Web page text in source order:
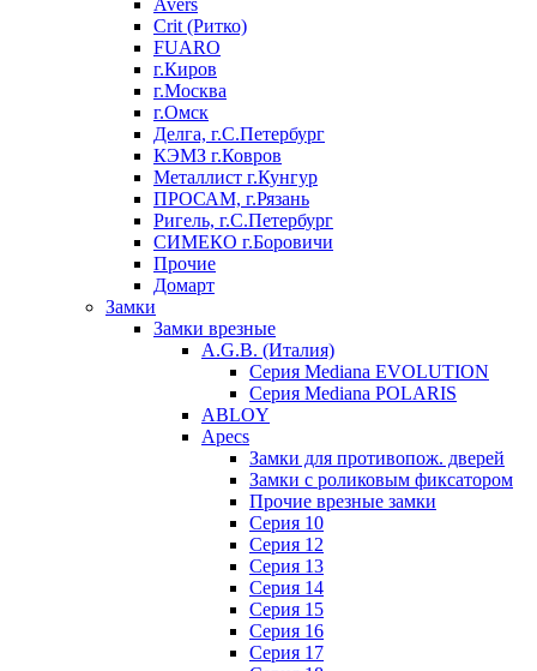
Avers
Crit (Ритко)
FUARO
г.Киров
г.Москва
г.Омск
Делга, г.С.Петербург
КЭМЗ г.Ковров
Металлист г.Кунгур
ПРОСАМ, г.Рязань
Ригель, г.С.Петербург
СИМЕКО г.Боровичи
Прочие
Домарт
Замки
Замки врезные
A.G.B. (Италия)
Серия Mediana EVOLUTION
Серия Mediana POLARIS
ABLOY
Apecs
Замки для противопож. дверей
Замки с роликовым фиксатором
Прочие врезные замки
Серия 10
Серия 12
Серия 13
Серия 14
Серия 15
Серия 16
Серия 17